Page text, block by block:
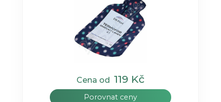
Cena od 119 Kč
Porovnat ceny